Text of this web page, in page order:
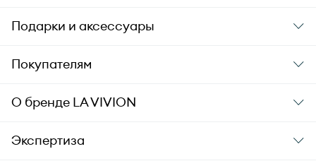
Подарки и аксессуары
Подарки
Уход за украшениями
Аксессуары
Покупателям
Заказ и оплата
Гарантия подлинности
О бренде LA VIVION
О компании
Экспертиза